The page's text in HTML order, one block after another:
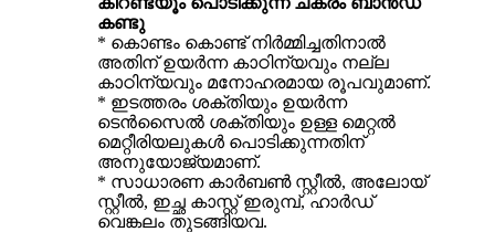
കണ്ടു
* കൊണ്ടം കൊണ്ട് നിർമ്മിച്ചതിനാൽ
അതിന് ഉയർന്ന കാഠിന്യവും നല്ല
കാഠിന്യവും മനോഹരമായ രൂപവുമാണ്.
* ഇടത്തരം ശക്തിയും ഉയർന്ന
ടെൻസൈൽ ശക്തിയും ഉള്ള മെറ്റൽ
മെറ്റീരിയലുകൾ പൊടിക്കുന്നതിന്
അനുയോജ്യമാണ്.
* സാധാരണ കാർബൺ സ്റ്റീൽ, അലോയ്
സ്റ്റീൽ, ഇച്ഛ കാസ്റ്റ് ഇരുമ്പ്, ഹാർഡ്
വെങ്കലം തുടങ്ങിയവ.